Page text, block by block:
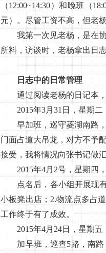
（12:00~14:30）和晚班（
元）。尽管工资不高，但老
我第一次见老杨，是在协
所料，访谈时，老杨拿出日
日志中的日常管理
通过阅读老杨的日记本，
2015年3月31日，星期二
早加班，巡守菱湖南路，
门面占道大吊龙，对方不予
接受，我将情况向张书记做
2015年4月2号，星期四，
点名后，各小组开展现有
小板凳出店；2.物流点多占
工作终于有了成效。
2015年4月24日，星期五
加早班，巡查5路，南路